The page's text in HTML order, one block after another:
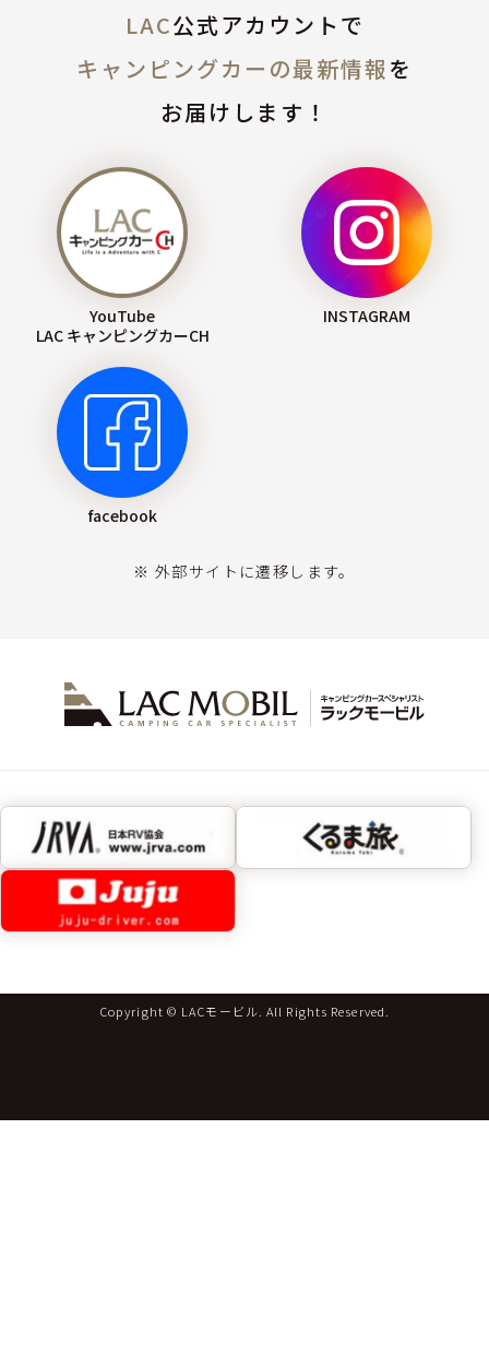
LAC公式アカウントで
キャンピングカーの最新情報を
お届けします！
YouTube
LAC キャンピングカーCH
INSTAGRAM
facebook
※ 外部サイトに遷移します。
Copyright © LACモービル. All Rights Reserved.